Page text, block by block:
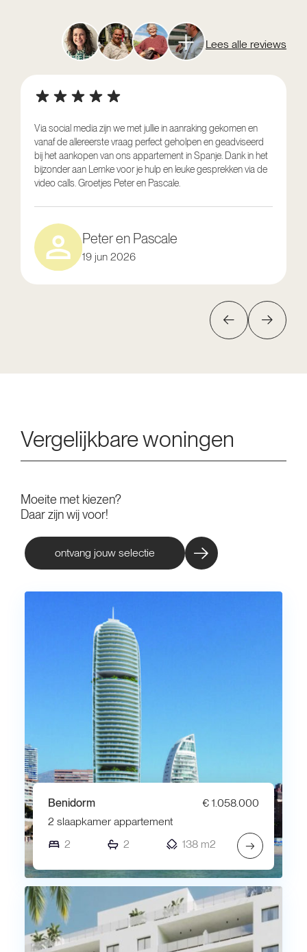
Lees alle reviews
Via social media zijn we met jullie in aanraking gekomen en
vanaf de allereerste vraag perfect geholpen en geadviseerd
bij het aankopen van ons appartement in Spanje. Dank in het
bijzonder aan Lemke voor je hulp en leuke gesprekken via de
video calls. Groetjes Peter en Pascale.
Peter en Pascale
19 jun 2026
Vergelijkbare woningen
Moeite met kiezen?
Daar zijn wij voor!
ontvang jouw selectie
Benidorm
€ 1.058.000
2 slaapkamer appartement
2
2 138 m2 →